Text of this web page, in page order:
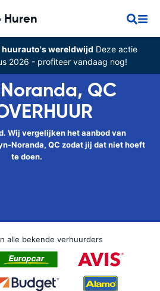
Huren
huurauto's wereldwijd Deze actie
2026 - profiteer vandaag nog!
QC
Wij vergelijken het aanbod van
Noranda, QC zodat jij dat niet hoeft
te doen.
alle bekende verhuurders